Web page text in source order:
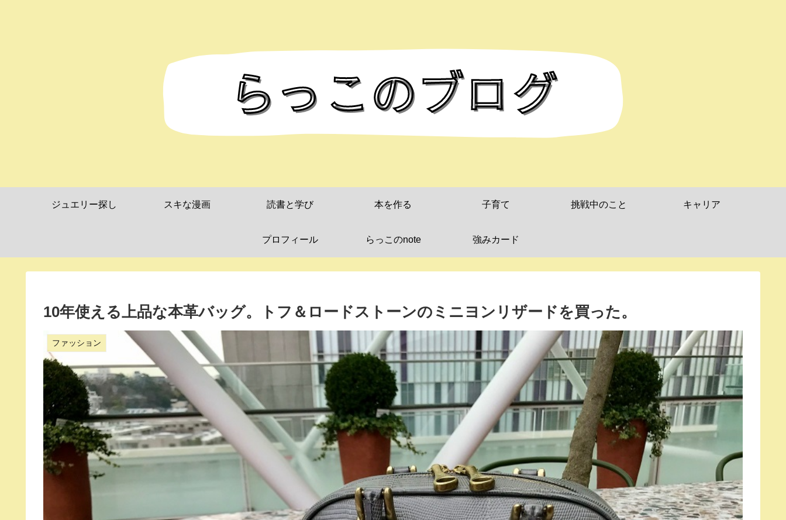
ジュエリー探し スキな漫画 読書と学び 本を作る 子育て 挑戦中のこと キャリア
プロフィール らっこのnote 強みカード
10年使える上品な本革バッグ。トフ＆ロードストーンのミニヨンリザードを買った。
ファッション